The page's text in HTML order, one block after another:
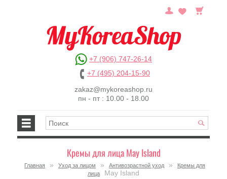
+7 (906) 747-26-14
+7 (495) 204-15-90
zakaz@mykoreashop.ru
пн - пт : 10.00 - 18.00
Кремы для лица May Island
Главная » Уход за лицом » Антивозрастной уход »
Кремы для
лица
May Island